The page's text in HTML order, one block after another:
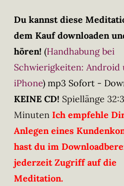
Du kannst diese
dem Kauf downloaden
hören! (Handhabung bei
Schwierigkeiten: Android
iPhone) mp3 Sofort -
KEINE CD! Spiellänge
Minuten Ich empfehle
Anlegen eines
hast du im
jederzeit Zugriff auf die
Meditation.